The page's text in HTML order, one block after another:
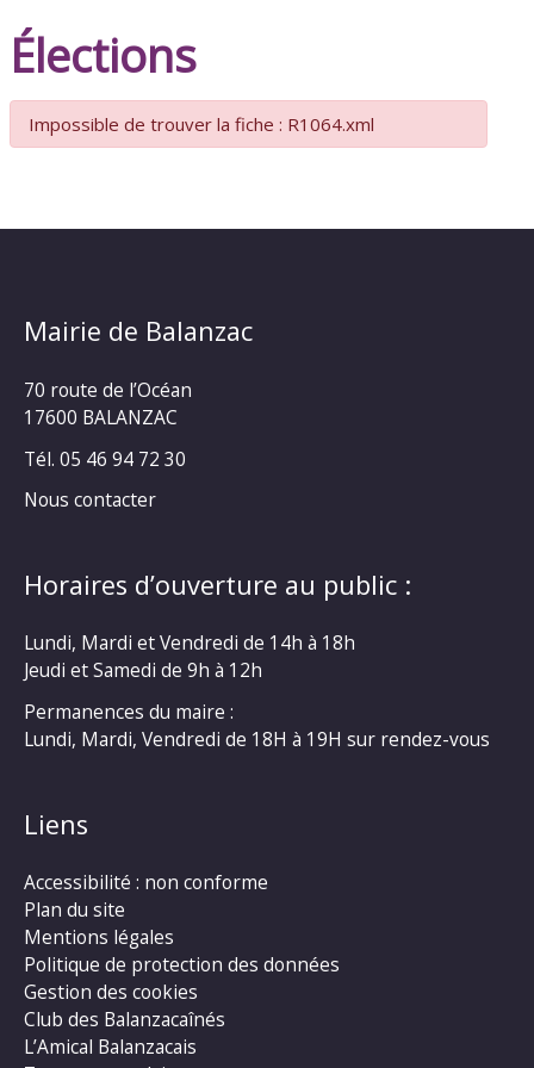
Élections
Impossible de trouver la fiche : R1064.xml
Mairie de Balanzac
70 route de l’Océan
17600 BALANZAC
Tél. 05 46 94 72 30
Nous contacter
Horaires d’ouverture au public :
Lundi, Mardi et Vendredi de 14h à 18h
Jeudi et Samedi de 9h à 12h
Permanences du maire :
Lundi, Mardi, Vendredi de 18H à 19H sur rendez-vous
Liens
Accessibilité : non conforme
Plan du site
Mentions légales
Politique de protection des données
Gestion des cookies
Club des Balanzacaînés
L’Amical Balanzacais